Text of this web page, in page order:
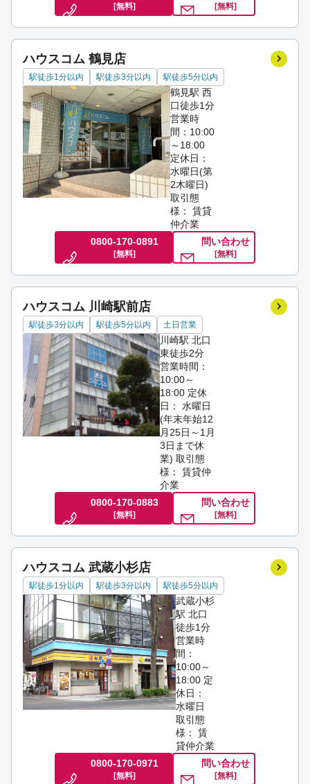
[無料] [無料]
ハウスコム 鶴見店
駅徒歩1分以内 駅徒歩3分以内 駅徒歩5分以内
鶴見駅 西
口徒歩1分
営業時
間：10:00
～18:00
定休日：
水曜日(第
2木曜日)
取引態
様： 賃貸
仲介業
0800-170-0891
[無料]
問い合わせ
[無料]
ハウスコム 川崎駅前店
駅徒歩3分以内 駅徒歩5分以内 土日営業
川崎駅 北口
東徒歩2分
営業時間：
10:00～
18:00 定休
日： 水曜日
(年末年始12
月25日～1月
3日まで休
業) 取引態
様： 賃貸仲
介業
0800-170-0883
[無料]
問い合わせ
[無料]
ハウスコム 武蔵小杉店
駅徒歩1分以内 駅徒歩3分以内 駅徒歩5分以内
武蔵小杉
駅 北口
徒歩1分
営業時
間：
10:00～
18:00 定
休日：
水曜日
取引態
様： 賃
貸仲介業
0800-170-0971
[無料]
問い合わせ
[無料]